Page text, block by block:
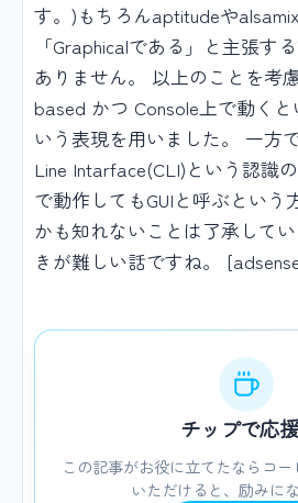
す。)もちろんaptitudeや
「Graphicalである」と主張す
ありません。 以上のことを考
based かつ Console上で動くと
いう表現を用いました。 一方
Line Intarface(CLI)という認識
で動作してもGUIと呼ぶという
かも知れないことは了承して
きが難しい話ですね。
チップで応
この記事がお役に立てたならコ
いただけると、励みに